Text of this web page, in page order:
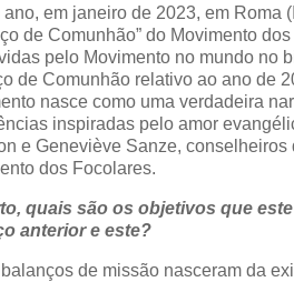
ano, em janeiro de 2023, em Roma
de Comunhão” do Movimento
pelo Movimento no mundo no
de Comunhão relativo ao ano de
nasce como uma verdadeira
inspiradas pelo amor
e Geneviève Sanze,
dos Focolares.
quais são os objetivos que
anterior e este?
de missão nasceram da